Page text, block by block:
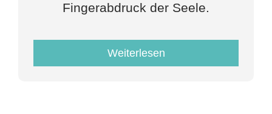
Fingerabdruck der Seele.
Weiterlesen